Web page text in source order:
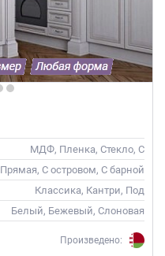
МДФ, Пленка, Стекло, С
патиной
Прямая, С островом, С барной
стойкой
Классика, Кантри, Под
старину, Прованс
Белый, Бежевый, Слоновая
кость, Кремовый
Произведено: